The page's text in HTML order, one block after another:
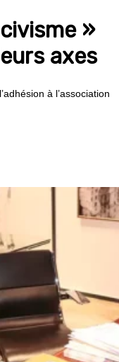
»
axes
à l’association